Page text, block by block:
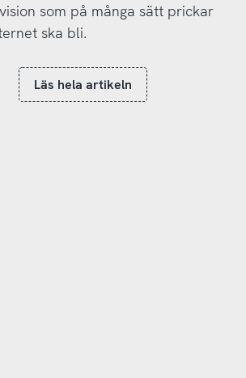
som på många sätt prickar
ska bli.
Läs hela artikeln